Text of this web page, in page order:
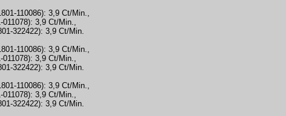
110086): 3,9 Ct/Min.,
3,9 Ct/Min.,
322422): 3,9 Ct/Min.
110086): 3,9 Ct/Min.,
3,9 Ct/Min.,
322422): 3,9 Ct/Min.
110086): 3,9 Ct/Min.,
3,9 Ct/Min.,
322422): 3,9 Ct/Min.